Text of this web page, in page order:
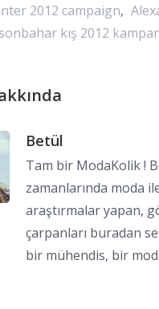
2012 campaign,
kış 2012
Betül
Tam bir ModaKolik !
zamanlarında moda
araştırmalar yapan,
çarpanları buradan
bir mühendis, bir